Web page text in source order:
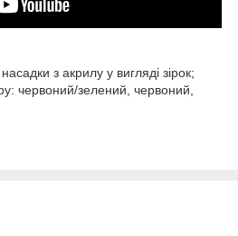
з акрилу у вигляді зірок;
червоний/зелений, червоний,